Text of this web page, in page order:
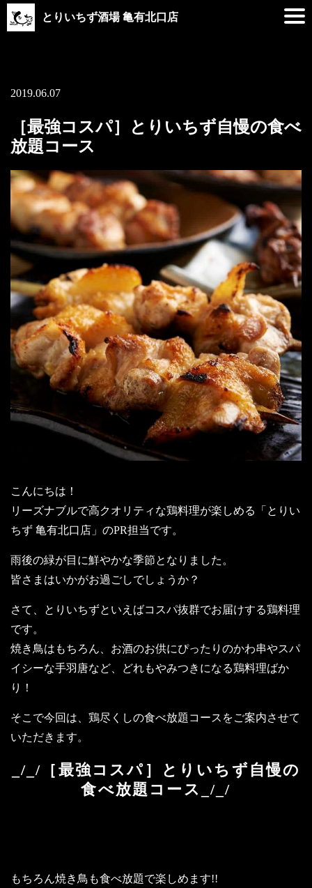
とりいちず酒場 亀有北口店
2019.06.07
［最強コスパ］とりいちず自慢の食べ
放題コース
こんにちは！
リーズナブルで高クオリティな鶏料理が楽しめる「とりい
ちず 亀有北口店」のPR担当です。
雨後の緑が目に鮮やかな季節となりました。
皆さまはいかがお過ごしでしょうか？
さて、とりいちずといえばコスパ抜群でお届けする鶏料理
です。
焼き鳥はもちろん、お酒のお供にぴったりのかわ串やスパ
イシーな手羽唐など、どれもやみつきになる鶏料理ばか
り！
そこで今回は、鶏尽くしの食べ放題コースをご案内させて
いただきます。
_/_/［最強コスパ］とりいちず自慢の
食べ放題コース_/_/
もちろん焼き鳥も食べ放題で楽しめます!!